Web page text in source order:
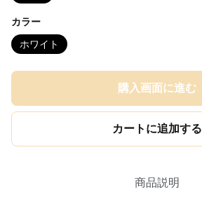
カラー
ホワイト
購入画面に進む
カートに追加する
商品説明